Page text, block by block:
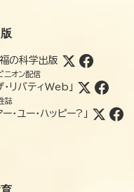
の科学出版
ニオン配信
・リバティWeb」
誌
ー・ユー・ハッピー?」